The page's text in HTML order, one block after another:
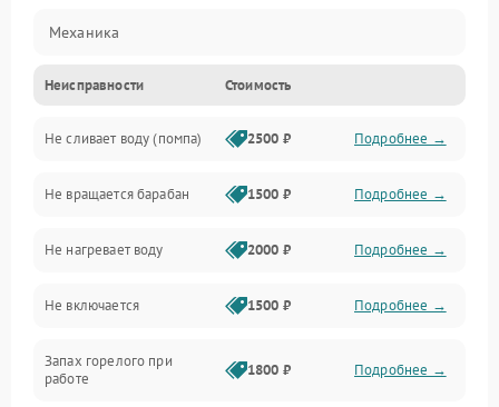
Механика
Электропитание
Водоснабжение
Слив
Программное обеспечение
Неисправности Стоимость
Не сливает воду (помпа) 2500 ₽ Подробнее →
Не вращается барабан 1500 ₽ Подробнее →
Не нагревает воду 2000 ₽ Подробнее →
Не включается 1500 ₽ Подробнее →
Запах горелого при
работе
1800 ₽ Подробнее →